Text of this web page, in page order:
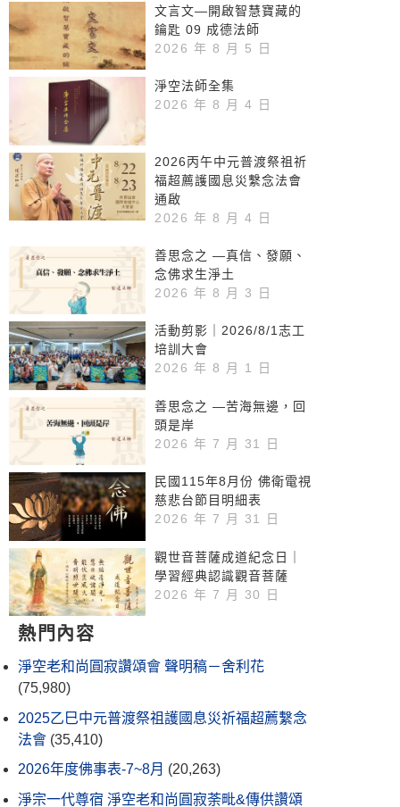
文言文—開啟智慧寶藏的
鑰匙 09 成德法師
2026 年 8 月 5 日
淨空法師全集
2026 年 8 月 4 日
2026丙午中元普渡祭祖祈
福超薦護國息災繫念法會
通啟
2026 年 8 月 4 日
善思念之 —真信、發願、
念佛求生淨土
2026 年 8 月 3 日
活動剪影｜2026/8/1志工
培訓大會
2026 年 8 月 1 日
善思念之 —苦海無邊，回
頭是岸
2026 年 7 月 31 日
民國115年8月份 佛衛電視
慈悲台節目明細表
2026 年 7 月 31 日
觀世音菩薩成道紀念日｜
學習經典認識觀音菩薩
2026 年 7 月 30 日
熱門內容
淨空老和尚圓寂讚頌會 聲明稿－舍利花
(75,980)
2025乙巳中元普渡祭祖護國息災祈福超薦繫念
法會 (35,410)
2026年度佛事表-7~8月 (20,263)
淨宗一代尊宿 淨空老和尚圓寂荼毗&傳供讚頌